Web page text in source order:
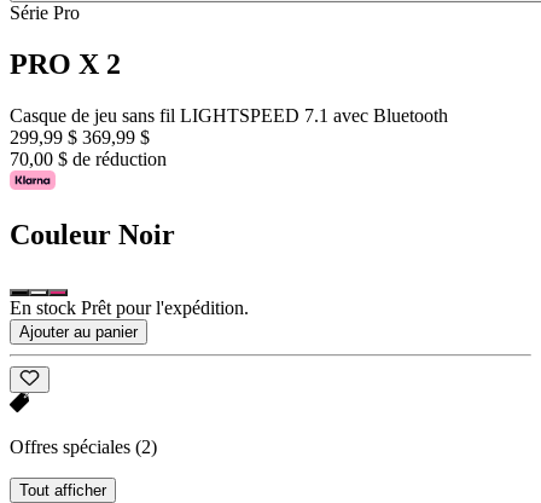
Série Pro
PRO X 2
Casque de jeu sans fil LIGHTSPEED 7.1 avec Bluetooth
299,99 $ 369,99 $
70,00 $ de réduction
Couleur Noir
En stock Prêt pour l'expédition.
Ajouter au panier
Offres spéciales (2)
Tout afficher